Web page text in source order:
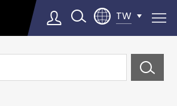
TW